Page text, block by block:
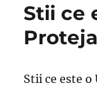
Stii ce
Stii ce este